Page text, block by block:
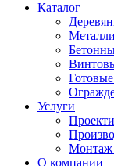
Каталог
Услуги
Монтаж
О компании